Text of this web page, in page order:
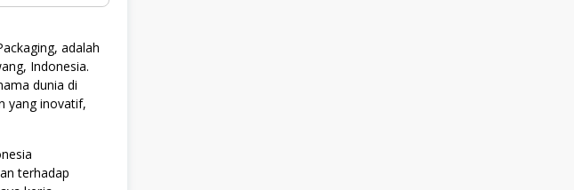
adalah
Indonesia.
dunia di
yang inovatif,
terhadap